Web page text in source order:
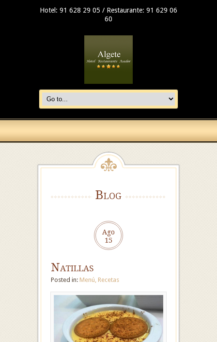
Hotel: 91 628 29 05 / Restaurante: 91 629 06
60
Blog
Ago
15
Natillas
Posted in: Menú, Recetas